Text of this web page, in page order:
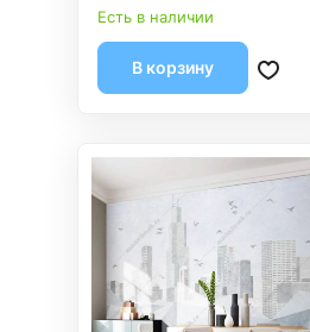
Есть в наличии
В корзину